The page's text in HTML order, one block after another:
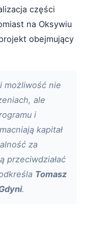
części
na Oksywiu
obejmujący
możliwość nie
ale
i
kapitał
za
przeciwdziałać
Tomasz
.